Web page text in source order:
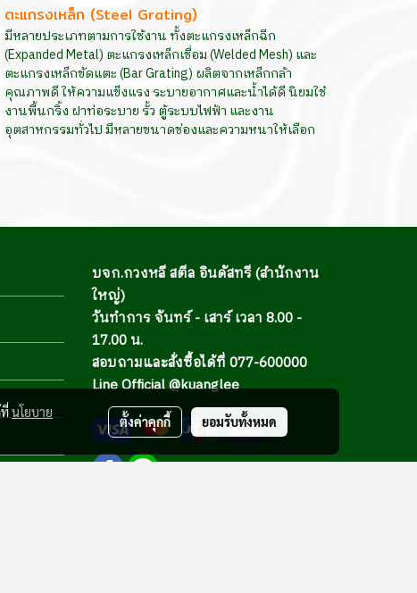
ตะแกรงเหล็ก (Steel Grating)
มีหลายประเภทตามการใช้งาน ทั้งตะแกรงเหล็กฉีก
(Expanded Metal) ตะแกรงเหล็กเชื่อม (Welded Mesh) และ
ตะแกรงเหล็กขัดแตะ (Bar Grating) ผลิตจากเหล็กกล้า
คุณภาพดี ให้ความแข็งแรง ระบายอากาศและน้ำได้ดี นิยมใช้
งานพื้นกริ้ง ฝาท่อระบาย รั้ว ตู้ระบบไฟฟ้า และงาน
อุตสาหกรรมทั่วไป มีหลายขนาดช่องและความหนาให้เลือก
บจก.กวงหลี สตีล อินดัสทรี (สำนักงาน
ใหญ่)
วันทำการ จันทร์ - เสาร์ เวลา 8.00 -
17.00 น.
สอบถามและสั่งซื้อได้ที่ 077-600000
Line Official @kuanglee
นโยบาย
ตั้งค่าคุกกี้ ยอมรับทั้งหมด